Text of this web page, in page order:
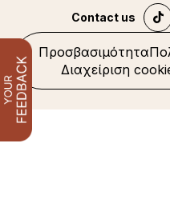
Προσβασιμότητα
Διαχείριση
Contact us